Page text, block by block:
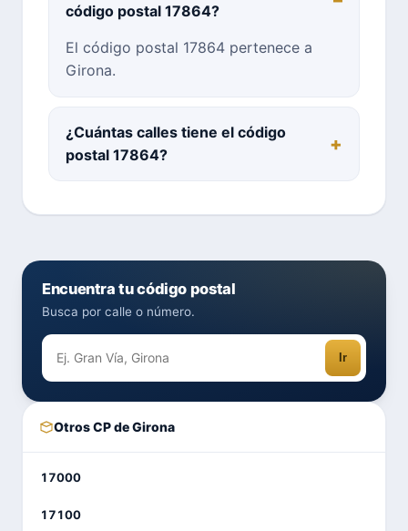
código postal 17864?
El código postal 17864 pertenece a
Girona.
¿Cuántas calles tiene el código
postal 17864?
Encuentra tu código postal
Busca por calle o número.
Ir
Otros CP de Girona
17000
17100